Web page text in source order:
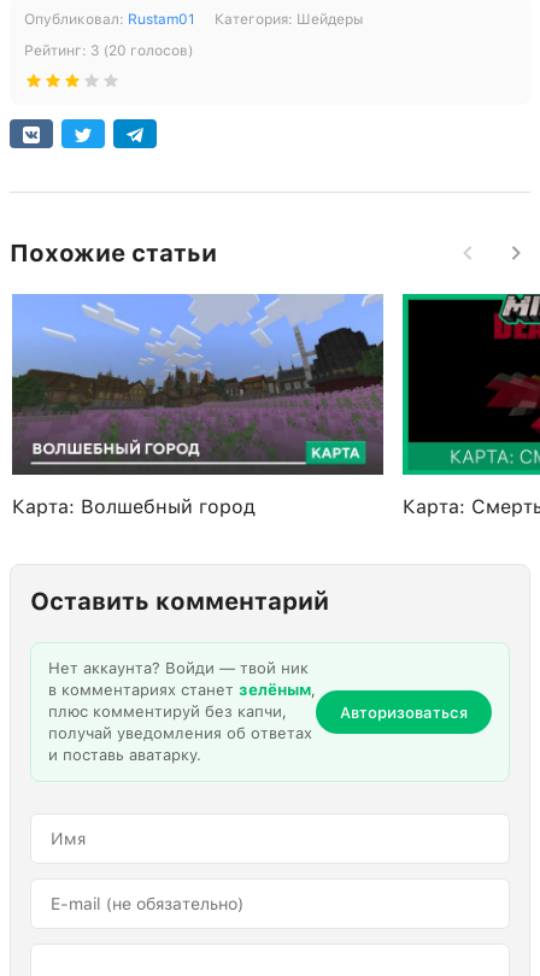
Опубликовал: Rustam01 Категория: Шейдеры
Рейтинг: 3 (20 голосов)
Похожие статьи
Карта: Волшебный город Карта:
Оставить комментарий
Нет аккаунта? Войди — твой ник
в комментариях станет зелёным,
плюс комментируй без капчи,
получай уведомления об ответах
и поставь аватарку.
Авторизоваться